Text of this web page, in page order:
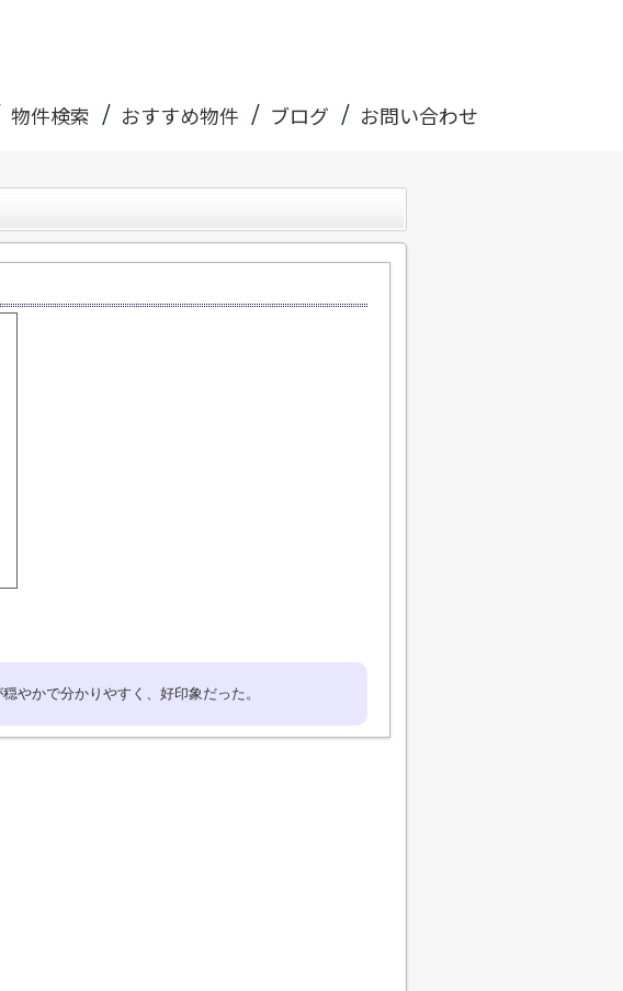
物件検索 おすすめ物件 ブログ お問い合わせ
やかで分かりやすく、好印象だった。